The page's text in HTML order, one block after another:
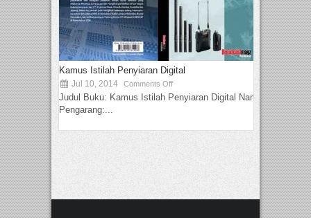
Kamus Istilah Penyiaran Digital
Jul 10, 2014 Comments Off
Judul Buku: Kamus Istilah Penyiaran Digital Nama
Pengarang:...